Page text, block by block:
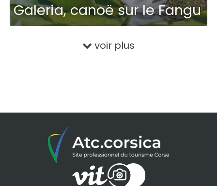
Galeria, canoë sur le Fangu
voir plus